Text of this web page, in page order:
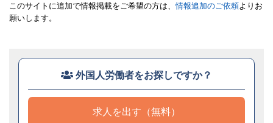
このサイトに追加で情報掲載をご希望の方は、情報追加のご依頼よりお
願いします。
外国人労働者をお探しですか？
求人を出す（無料）